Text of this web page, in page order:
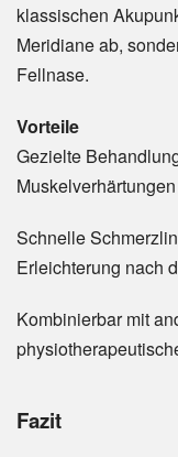
klassischen
Meridiane ab,
Fellnase.
Vorteile
Gezielte
Schnelle
Erleichterung nach
Kombinierbar mit
Fazit